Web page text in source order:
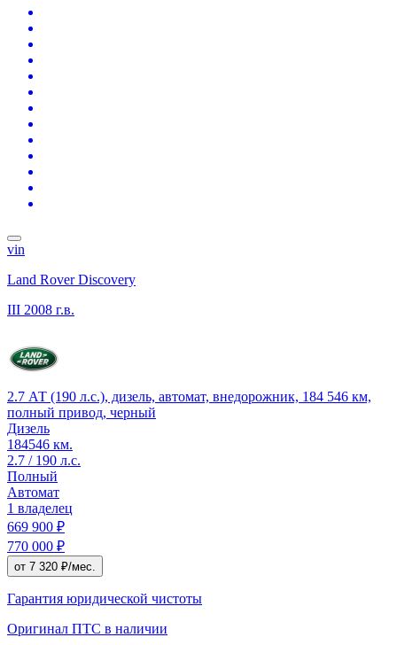
vin
Land Rover Discovery
III 2008 г.в.
2.7 АТ (190 л.с.), дизель, автомат, внедорожник, 184 546 км,
полный привод, черный
Дизель
184546 км.
2.7 / 190 л.с.
Полный
Автомат
1 владелец
669 900 ₽
770 000 ₽
от 7 320 ₽/мес.
Гарантия юридической чистоты
Оригинал ПТС в наличии